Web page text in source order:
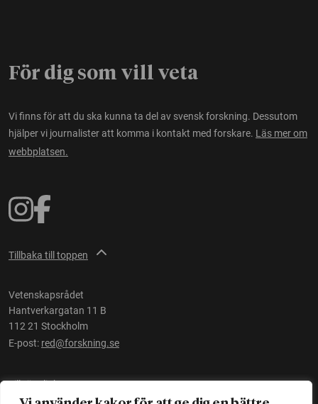
För dig som vill veta
Vi finns för att du ska kunna ta del av svensk forskning. Dessutom
hjälper vi journalister att komma i kontakt med forskare. Läs mer om
webbplatsen.
Tillbaka till toppen
Vetenskapsrådet
Hantverkargatan 11 B
112 21 Stockholm
E-post: red@forskning.se
Tillgänglighet